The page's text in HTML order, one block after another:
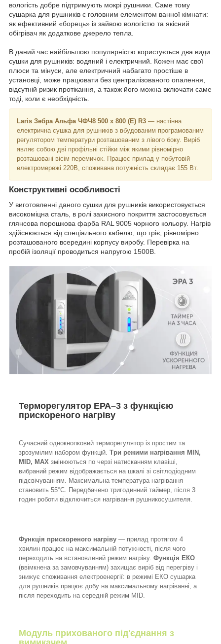
вологість добре підтримують мокрі рушники. Саме тому
сушарка для рушників є головним елементом ванної кімнати:
як ефективний «борець» із зайвою вологістю та якісний
обігрівач як додаткове джерело тепла.
В даний час найбільшою популярністю користується два види
сушки для рушників: водяний і електричний. Кожен має свої
плюси та мінуси, але електричний набагато простіше в
установці, може працювати без централізованого опалення,
відсутній ризик протікання, а також його можна включати саме
тоді, коли є необхідність.
Laris Зебра Альфа ЧФЧ8 500 х 800 (Е) R3 — настінна
електрична сушка для рушників з вбудованим програмованим
регулятором температури розташованим з лівого боку. Виріб
являє собою дві профільні стійки між якими рівномірно
розташовані вісім перемичок. Працює прилад у побутовій
електромережі 220В, споживана потужність складає 155 Вт.
Конструктивні особливості
У виготовленні даного сушки для рушників використовується
високоміцна сталь, в ролі захисного покриття застосовується
глянсова порошкова фарба RAL 9005 чорного кольору. Нагрів
здійснюється від спеціального кабелю, що гріє, рівномірно
розташованого всередині корпусу виробу. Перевірка на
пробій ізоляції проводиться напругою 1500В.
Терморегулятор ЕРА–3 з функцією
прискореного нагріву
Сучасний однокнопковий терморегулятор із простим та
зрозумілим набором функцій. Три режими нагрівання MIN,
MID, MAX змінюються по черзі натисканням клавіші,
вибраний режим відображається на шкалі зі світлодіодним
підсвічуванням. Максимальна температура нагрівання
становить 55°C. Передбачено тригодинний таймер, після 3
годин роботи відключиться нагрівання рушникосушителя.
Функція прискореного нагріву — прилад протягом 4
хвилин працює на максимальній потужності, після чого
переходить на встановлений режим нагріву. Функція ЕКО
(ввімкнена за замовчуванням) захищає виріб від перегріву і
знижує споживання електроенергії: в режимі ЕКО сушарка
для рушників працює добу на максимальному нагріванні, а
після переходить на середній режим MID.
Модуль прихованого під'єднання з